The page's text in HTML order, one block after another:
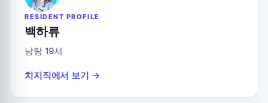
RESIDENT PROFILE
백하류
낭랑 19세
치지직에서 보기 →